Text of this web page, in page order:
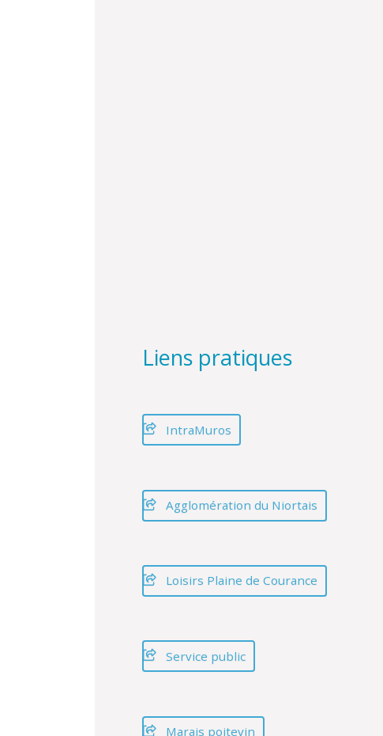
Liens pratiques
IntraMuros
Agglomération du Niortais
Loisirs Plaine de Courance
Service public
Marais poitevin